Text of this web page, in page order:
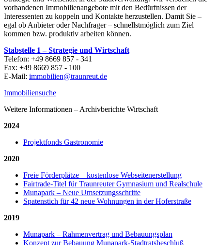
vorhandenen Immobilienangebote mit den Bedürfnissen der
Interessenten zu koppeln und Kontakte herzustellen. Damit Sie –
egal ob Anbieter oder Nachfrager – schnellstmöglich zum Ziel
kommen bzw. produktiv arbeiten können.
Stabstelle 1 – Strategie und Wirtschaft
Telefon: +49 8669 857 - 341
Fax: +49 8669 857 - 100
E-Mail: immobilien@traunreut.de
Immobiliensuche
Weitere Informationen – Archivberichte Wirtschaft
2024
Projektfonds Gastronomie
2020
Freie Förderplätze – kostenlose Webseitenerstellung
Fairtrade-Titel für Traunreuter Gymnasium und Realschule
Munapark – Neue Umsetzungsschritte
Spatenstich für 42 neue Wohnungen in der Hoferstraße
2019
Munapark – Rahmenvertrag und Bebauungsplan
Konzept zur Bebauung Munapark-Stadtratsbeschluß